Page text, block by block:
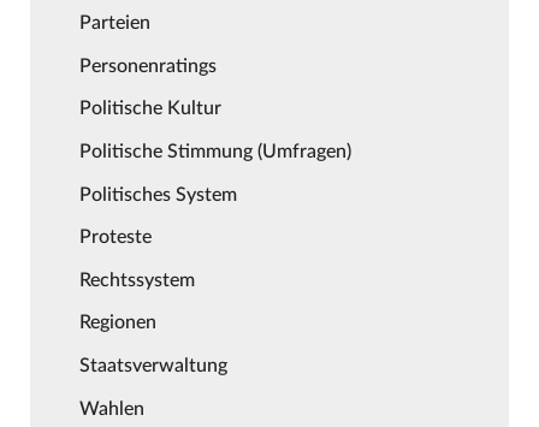
Parteien
Personenratings
Politische Kultur
Politische Stimmung (Umfragen)
Politisches System
Proteste
Rechtssystem
Regionen
Staatsverwaltung
Wahlen